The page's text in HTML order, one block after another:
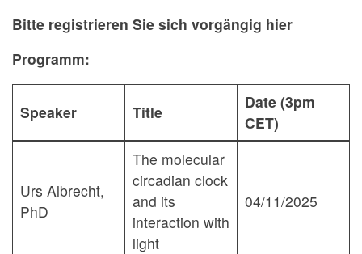
Bitte registrieren Sie sich vorgängig hier
Programm:
Speaker Title
Date (3pm
CET)
Urs Albrecht,
PhD
The molecular
circadian clock
and its
interaction with
light
04/11/2025